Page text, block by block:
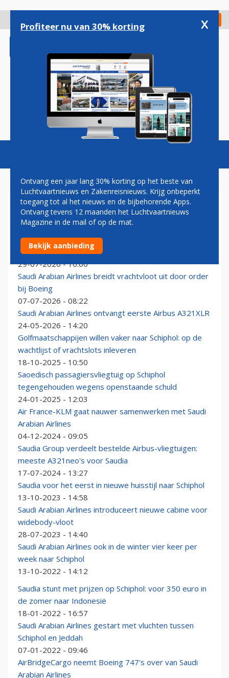
gaan
Check in
Magazine Podcasts Vacatures
SAUDI ARABIAN AIRLINES
Saudi Arabian Airlines breidt samenwerking met KLM
op Schiphol uit
29-07-2026 - 10:00
Saudi Arabian Airlines breidt vrachtvloot uit door order
bij Boeing
07-07-2026 - 08:22
Saudi Arabian Airlines ontvangt eerste Airbus A321XLR
24-05-2026 - 14:20
Golfmaatschappijen willen vaker naar Schiphol: op de
wachtlijst of vrachtslots inleveren
18-10-2025 - 10:50
Saoedisch passagiersvliegtuig op Schiphol
tegengehouden wegens openstaande schuld
24-01-2025 - 12:03
Air France-KLM gaat nauwer samenwerken met Saudi
Arabian Airlines
04-12-2024 - 09:05
Saudia Group verdeelt bestelde Airbus-vliegtuigen:
meeste A321neo's voor Saudia
17-07-2024 - 13:27
Saudia voor het eerst in nieuwe huisstijl naar Schiphol
13-10-2023 - 14:58
Saudi Arabian Airlines introduceert nieuwe cabine voor
widebody-vloot
28-07-2023 - 14:40
Saudi Arabian Airlines ook in de winter vier keer per
week naar Schiphol
13-10-2022 - 14:12
Saudia stunt met prijzen op Schiphol: voor 350 euro in
de zomer naar Indonesië
18-01-2022 - 16:57
Saudi Arabian Airlines gestart met vluchten tussen
Schiphol en Jeddah
07-01-2022 - 09:46
AirBridgeCargo neemt Boeing 747's over van Saudi
Arabian Airlines
Profiteer nu van 30% korting x
Ontvang een jaar lang 30% korting op het beste van
Luchtvaartnieuws en Zakenreisnieuws. Krijg onbeperkt
toegang tot al het nieuws en de bijbehorende Apps.
Ontvang tevens 12 maanden het Luchtvaartnieuws
Magazine in de mail of op de mat.
Bekijk aanbieding